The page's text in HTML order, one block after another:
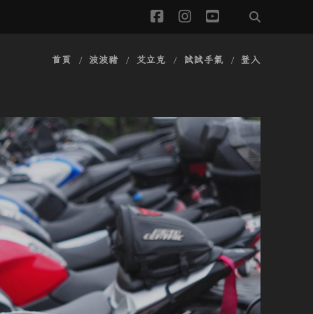
facebook
instagram
youtube
首頁 波波豬 艾立克 試試手氣 登入